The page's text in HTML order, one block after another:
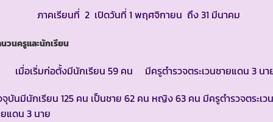
คเรียนที่ 2 เปิดวันที่ 1 พฤศจิกายน ถึง 31 มีนาคม
วนครูและนักเรียน
อเริ่มก่อตั้งมีนักเรียน 59 คน มีครูตำรวจตระเวนชายแดน 3 นา
บันมีนักเรียน 125 คน เป็นชาย 62 คน หญิง 63 คน มีครูตำรวจตระเวน
แดน 3 นาย